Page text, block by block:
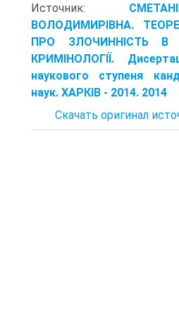
Источник:
ВОЛОДИМИРІВНА.
ПРО ЗЛОЧИННІСТЬ В
КРИМІНОЛОГІЇ.
наукового ступеня
наук. ХАРКІВ - 2014. 2014
Скачать оригинал